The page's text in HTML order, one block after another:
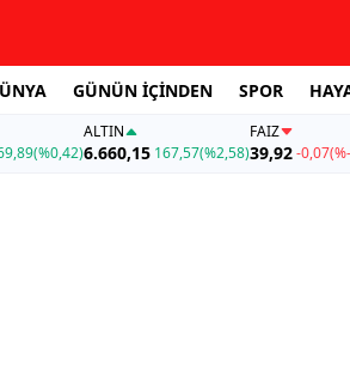
GÜNÜN İÇİNDEN SPOR
(%0,42)
ALTIN
6.660,15 167,57(%2,58)
FAİZ
39,92-0,07